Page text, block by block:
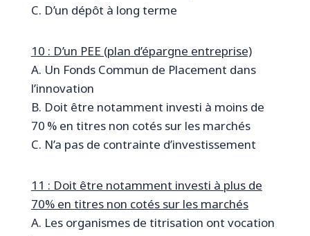
C. D’un dépôt à long terme
10 : D’un PEE (plan d’épargne entreprise)
A. Un Fonds Commun de Placement dans
l’innovation
B. Doit être notamment investi à moins de
70 % en titres non cotés sur les marchés
C. N’a pas de contrainte d’investissement
11 : Doit être notamment investi à plus de
70% en titres non cotés sur les marchés
A. Les organismes de titrisation ont vocation